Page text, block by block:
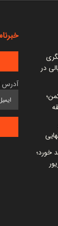
ریالی در
خورد؛
آدرس